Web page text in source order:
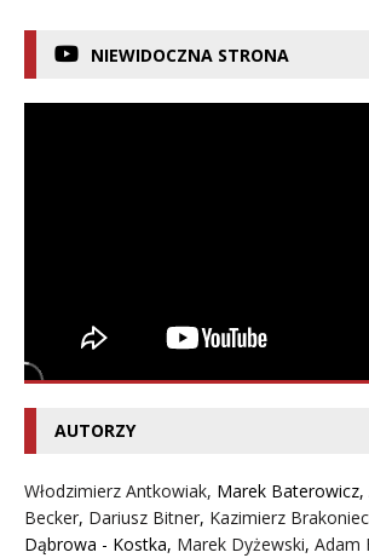
NIEWIDOCZNA STRONA
AUTORZY
Włodzimierz Antkowiak, Marek Baterowicz,
Becker, Dariusz Bitner, Kazimierz
Dąbrowa - Kostka, Marek Dyżewski, Adam